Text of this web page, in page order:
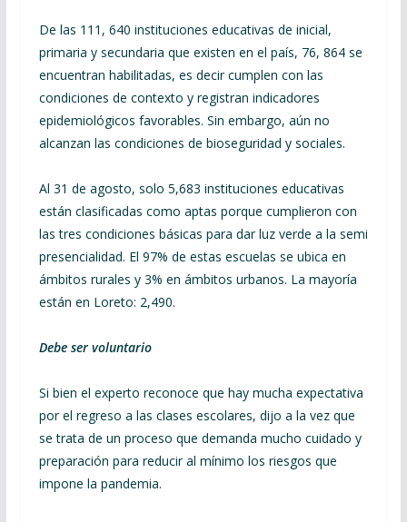
De las 111, 640 instituciones educativas de inicial,
primaria y secundaria que existen en el país, 76, 864 se
encuentran habilitadas, es decir cumplen con las
condiciones de contexto y registran indicadores
epidemiológicos favorables. Sin embargo, aún no
alcanzan las condiciones de bioseguridad y sociales.
Al 31 de agosto, solo 5,683 instituciones educativas
están clasificadas como aptas porque cumplieron con
las tres condiciones básicas para dar luz verde a la semi
presencialidad. El 97% de estas escuelas se ubica en
ámbitos rurales y 3% en ámbitos urbanos. La mayoría
están en Loreto: 2,490.
Debe ser voluntario
Si bien el experto reconoce que hay mucha expectativa
por el regreso a las clases escolares, dijo a la vez que
se trata de un proceso que demanda mucho cuidado y
preparación para reducir al mínimo los riesgos que
impone la pandemia.